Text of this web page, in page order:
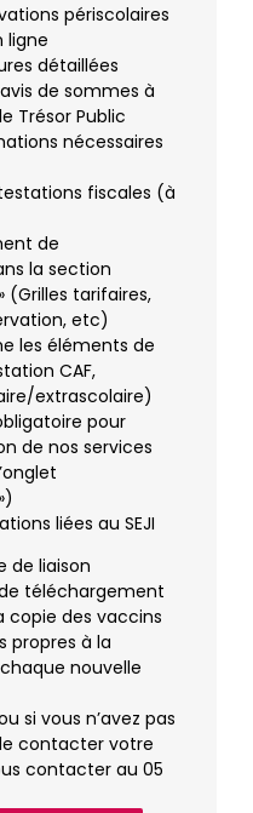
périscolaires
ligne
détaillées
de sommes à
Trésor Public
nécessaires
fiscales (à
de
la section
(Grilles tarifaires,
etc)
les éléments de
CAF,
extrascolaire)
pour
de nos services
liées au SEJI
de liaison
téléchargement
copie des vaccins
propres à la
nouvelle
si vous n’avez pas
contacter votre
contacter au 05